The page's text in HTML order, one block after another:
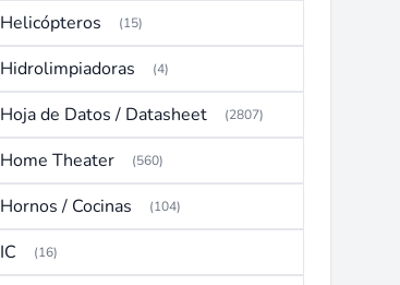
Helicópteros (15)
Hidrolimpiadoras (4)
Hoja de Datos / Datasheet (2807)
Home Theater (560)
Hornos / Cocinas (104)
IC (16)